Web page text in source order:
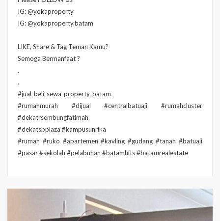
IG: @yokaproperty
IG: @yokaproperty.batam
LIKE, Share & Tag Teman Kamu?
Semoga Bermanfaat ?
.
.
#jual_beli_sewa_property_batam
#rumahmurah #dijual #centralbatuaji #rumahcluster
#dekatrsembungfatimah
#dekatspplaza #kampusunrika
#rumah #ruko #apartemen #kavling #gudang #tanah #batuaji
#pasar #sekolah #pelabuhan #batamhits #batamrealestate